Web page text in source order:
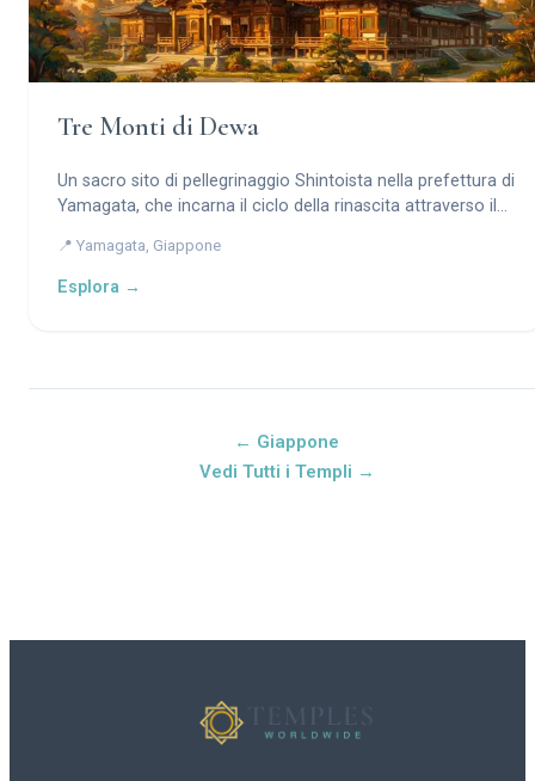
Tre Monti di Dewa
Un sacro sito di pellegrinaggio Shintoista nella prefettura di
Yamagata, che incarna il ciclo della rinascita attraverso il
📍 Yamagata, Giappone
Esplora →
← Giappone
Vedi Tutti i Templi →